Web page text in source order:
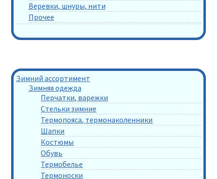
Веревки, шнуры, нити
Прочее
Зимний ассортимент
Зимняя одежда
Перчатки, варежки
Стельки зимние
Термопояса, термонаколенники
Шапки
Костюмы
Обувь
Термобелье
Термоноски